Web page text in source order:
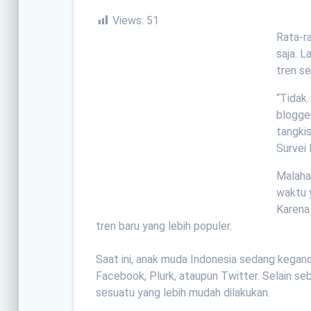
Views: 51
Rata-
saja.
tren
Survei
waktu
tren baru yang lebih populer.
Saat ini, anak muda Indonesia sedang
Facebook, Plurk, ataupun Twitter. Selain
sesuatu yang lebih mudah dilakukan.